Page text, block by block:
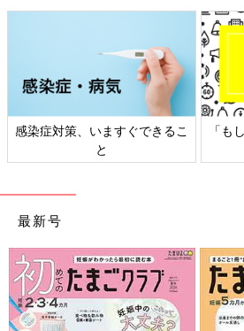
感染症対策、いますぐできるこ
と
「も
最新号